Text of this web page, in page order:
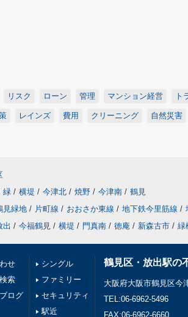
リスク ローン 管理 マンション経営 ト
レインズ 費用 クリーニング 自然災害
緑 / 横堤 / 今津北 / 焼野 / 今津南 / 鶴見
見緑地 / 片町線 / おおさか東線 / 地下鉄今里筋線 /
出 / 今福鶴見 / 横堤 / 門真南 / 徳庵 / 新森古市 / 緑
せ
索
ログ
シングル
ファミリー
セキュリティ
駅近
鶴見区・放出駅の
大阪府大阪市鶴見区今
TEL:06-6962-5496
FAX:06-6962-6660